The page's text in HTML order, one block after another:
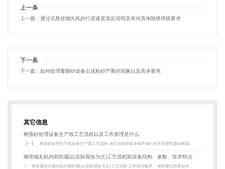
上一篇： 通过式悬挂抛丸机的行进速度选定说明及有何具体除锈等级要求
上一条
下一篇： 如何处理覆膜砂设备出现粘砂严重的现象以及具体要求
下一条
其它信息
树脂砂处理设备生产线工艺流程以及工作原理是什么
【一】、树脂砂处理生产线设备生产线工艺流程 浇注后的砂箱及铸件由行车吊至惯性振动树脂...
钢管抛丸机内部防腐(以实际报告为主)工艺流程跟设备结构、参数、技术特点
一、钢管通过式抛丸机内部防腐(以实际报告为主)工艺流程 工件清洗顺序： 钢管通过拐臂起吊...